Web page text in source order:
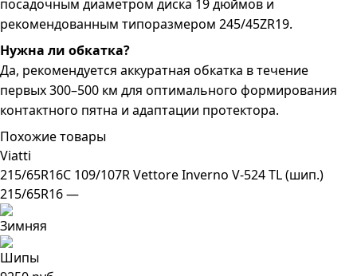
посадочным диаметром диска 19 дюймов и
рекомендованным типоразмером 245/45ZR19.
Нужна ли обкатка?
Да, рекомендуется аккуратная обкатка в течение
первых 300–500 км для оптимального формирования
контактного пятна и адаптации протектора.
Похожие товары
Viatti
215/65R16C 109/107R Vettore Inverno V-524 TL (шип.)
215/65R16 —